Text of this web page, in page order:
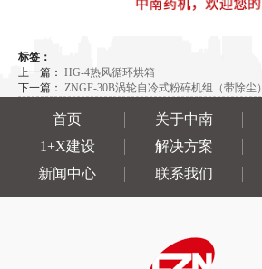
标签：
上一篇： HG-4热风循环烘箱
下一篇： ZNGF-30B涡轮自冷式粉碎机组（带除尘）
首页 关于中南
1+X建设
解决方案
新闻中心
联系我们